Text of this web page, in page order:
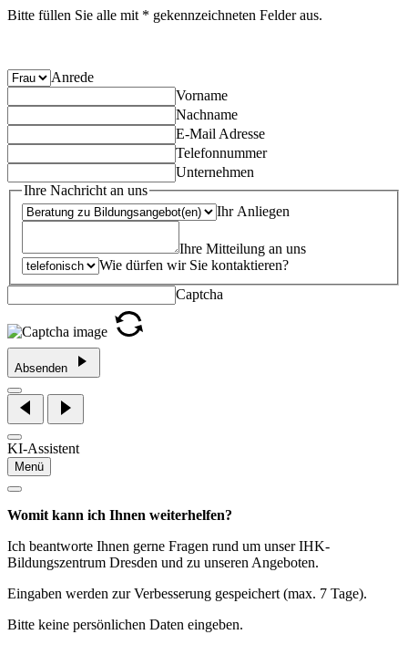
Bitte füllen Sie alle mit * gekennzeichneten Felder aus.
Anrede
Vorname
Nachname
E-Mail Adresse
Telefonnummer
Unternehmen
Ihre Nachricht an uns
Ihr Anliegen
Ihre Mitteilung an uns
Wie dürfen wir Sie kontaktieren?
Captcha
Absenden
KI-Assistent
Menü
Womit kann ich Ihnen weiterhelfen?
Ich beantworte Ihnen gerne Fragen rund um unser IHK-
Bildungszentrum Dresden und zu unseren Angeboten.
Eingaben werden zur Verbesserung gespeichert (max. 7 Tage).
Bitte keine persönlichen Daten eingeben.